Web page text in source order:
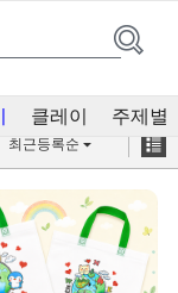
클레이 주제별
최근등록순